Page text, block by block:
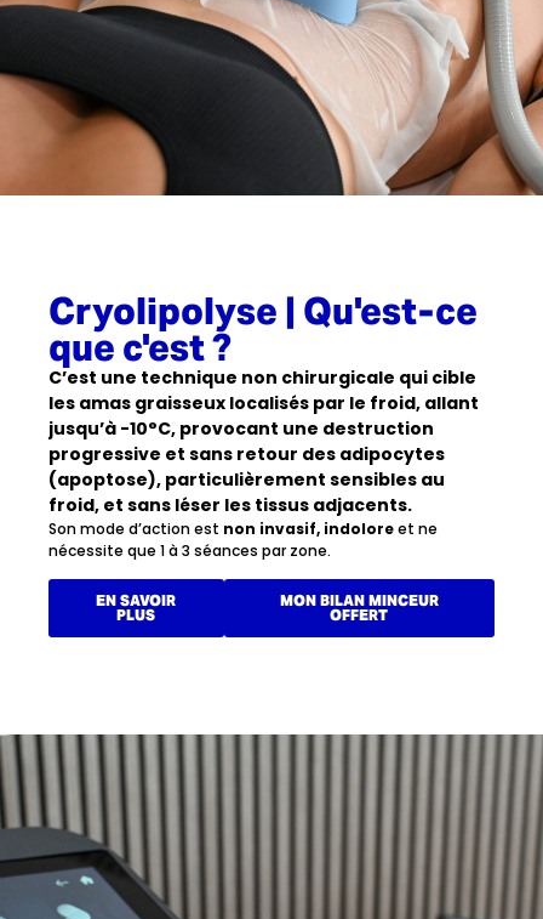
Cryolipolyse | Qu'est-ce
que c'est ?
C’est une technique non chirurgicale qui cible
les amas graisseux localisés par le froid, allant
jusqu’à -10°C, provocant une destruction
progressive et sans retour des adipocytes
(apoptose), particulièrement sensibles au
froid, et sans léser les tissus adjacents.
Son mode d’action est non invasif, indoloreet ne
nécessite que 1 à 3 séances par zone.
EN SAVOIR
PLUS
MON BILAN MINCEUR
OFFERT